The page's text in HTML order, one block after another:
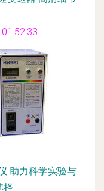
助力科学实验与
择